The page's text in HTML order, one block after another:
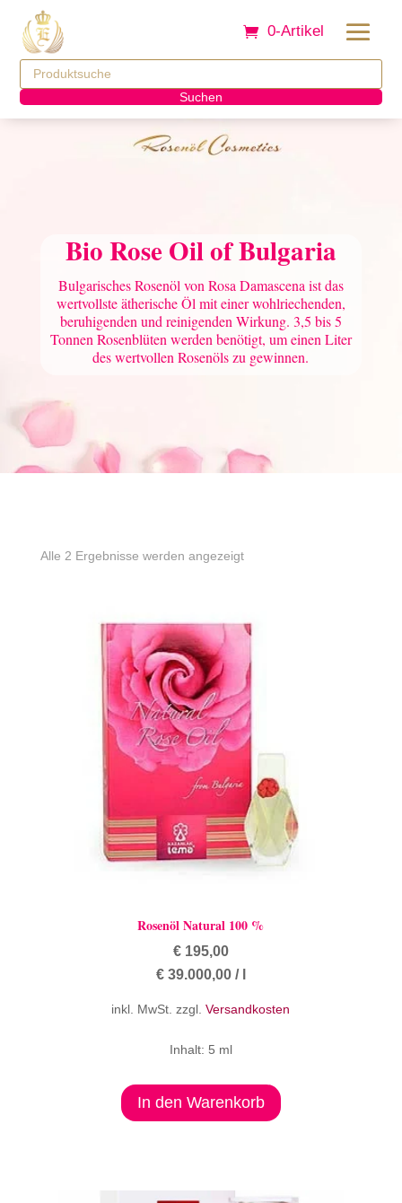
0-Artikel
Suchen
Bio Rose Oil of Bulgaria
Bulgarisches Rosenöl von Rosa Damascena ist das
wertvollste ätherische Öl mit einer wohlriechenden,
beruhigenden und reinigenden Wirkung. 3,5 bis 5
Tonnen Rosenblüten werden benötigt, um einen Liter
des wertvollen Rosenöls zu gewinnen.
Alle 2 Ergebnisse werden angezeigt
Rosenöl Natural 100 %
€195,00
€39.000,00/
inkl. MwSt. zzgl.Versandkosten
Inhalt: 5 ml
In den Warenkorb